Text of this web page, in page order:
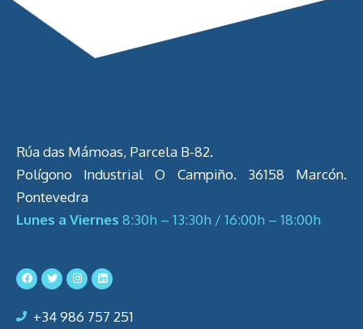
Rúa das Mámoas, Parcela B-82.
Polígono Industrial O Campiño. 36158 Marcón.
Pontevedra
Lunes a Viernes 8:30h – 13:30h / 16:00h – 18:00h
+34 986 757 251